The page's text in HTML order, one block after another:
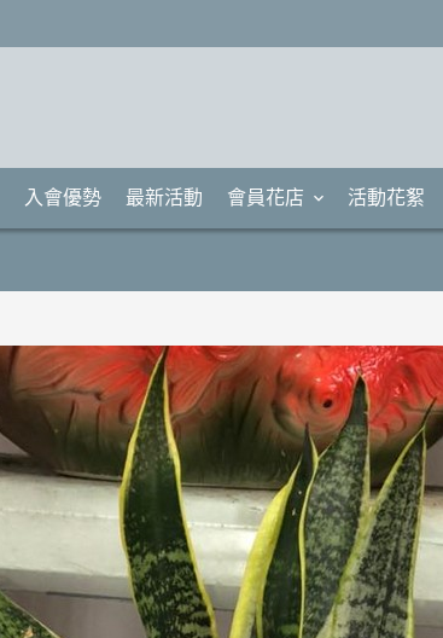
入會優勢 最新活動 會員花店 活動花絮